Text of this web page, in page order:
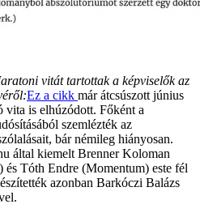
vitát tartottak a képviselők az
Ez a cikk már átcsúszott június
vita is elhúzódott. Főként a
szemlézték az
bár némileg hiányosan.
által kiemelt Brenner Koloman
Tóth Endre (Momentum) este fél
azonban Barkóczi Balázs